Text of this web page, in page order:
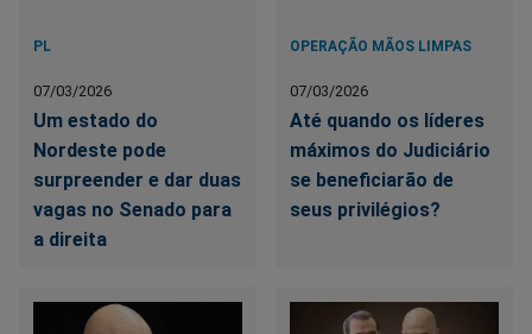
PL
07/03/2026
Um estado do
Nordeste pode
surpreender e dar duas
vagas no Senado para
a direita
OPERAÇÃO MÃOS LIMPAS
07/03/2026
Até quando os líderes
máximos do Judiciário
se beneficiarão de
seus privilégios?